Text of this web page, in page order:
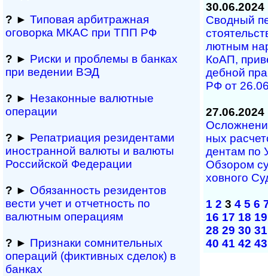
? ► Типовая арбитражная
оговорка МКАС при ТПП РФ
? ► Риски и проблемы в банках
при ведении ВЭД
? ► Незаконные валютные
операции
? ► Репатриация ре­зи­ден­та­ми
иностранной ва­лю­ты и валюты
Рос­сий­ской Федерации
? ► Обязанность резиден­тов
вести учет и отчетность по
валютным операциям
? ► Признаки сомнитель­ных
операций (фиктивных сделок) в
банках
30.06.2024
Сводный
лют­ным
КоАП,
деб­ной
РФ от
27.06.2024
ных
ден­там по
Об­зо­ром
хов­но­го
1 2 3 4 5 6
16 17 18 19
28 29 30 31
40 41 42 43